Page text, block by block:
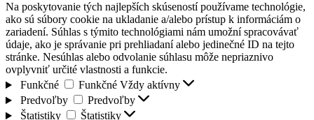
Na poskytovanie tých najlepších skúseností používame technológie,
ako sú súbory cookie na ukladanie a/alebo prístup k informáciám o
zariadení. Súhlas s týmito technológiami nám umožní spracovávať
údaje, ako je správanie pri prehliadaní alebo jedinečné ID na tejto
stránke. Nesúhlas alebo odvolanie súhlasu môže nepriaznivo
ovplyvniť určité vlastnosti a funkcie.
Funkčné
Funkčné Vždy aktívny
Predvoľby
Predvoľby
Štatistiky
Štatistiky